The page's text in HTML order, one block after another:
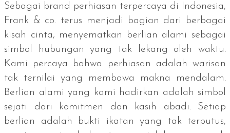
Sebagai brand perhiasan terpercaya di Indonesia,
Frank & co. terus menjadi bagian dari berbagai
kisah cinta, menyematkan berlian alami sebagai
simbol hubungan yang tak lekang oleh waktu.
Kami percaya bahwa perhiasan adalah warisan
tak ternilai yang membawa makna mendalam.
Berlian alami yang kami hadirkan adalah simbol
sejati dari komitmen dan kasih abadi. Setiap
berlian adalah bukti ikatan yang tak terputus,